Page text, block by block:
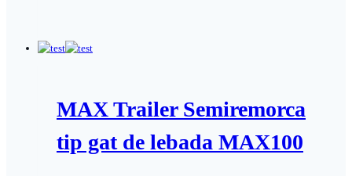
MAX Trailer Semiremorca
tip gat de lebada MAX100